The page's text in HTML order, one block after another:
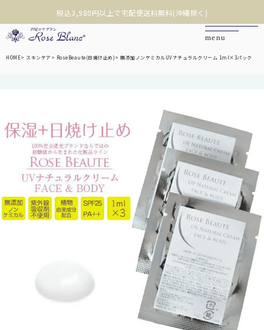
沖縄への配送は税込9,800円以上で宅配便送料無料(離島除く)
お問い合わせ
ご利用ガイド
商品を探す
折り畳み日傘
HOME スキンケア RoseBeaute(日焼け止め) 無添加ノンケミカルUVナチュラルクリーム 1ml×3パック
❮ ❯